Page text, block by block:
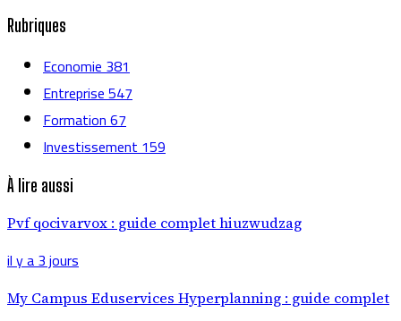
Rubriques
Economie381
Entreprise547
Formation67
Investissement159
À lire aussi
Pvf qocivarvox : guide complet hiuzwudzag
il y a 3 jours
My Campus Eduservices Hyperplanning : guide complet